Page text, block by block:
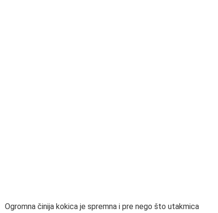
Ogromna činija kokica je spremna i pre nego što utakmica